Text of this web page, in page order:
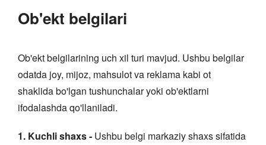
Ob'ekt belgilari
Ob'ekt belgilarining uch xil turi mavjud. Ushbu belgilar
odatda joy, mijoz, mahsulot va reklama kabi ot
shaklida bo'lgan tushunchalar yoki ob'ektlarni
ifodalashda qo'llaniladi.
1. Kuchli shaxs - Ushbu belgi markaziy shaxs sifatida